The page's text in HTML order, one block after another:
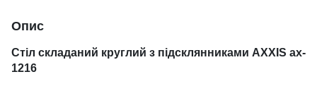
Опис
Стіл складаний круглий з підсклянниками AXXIS ax-
1216